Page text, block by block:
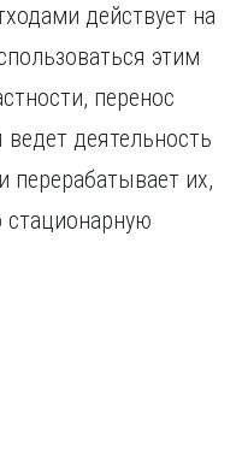
Челябинск
Ярославль
действует на
этим
перенос
деятельность
их,
стационарную